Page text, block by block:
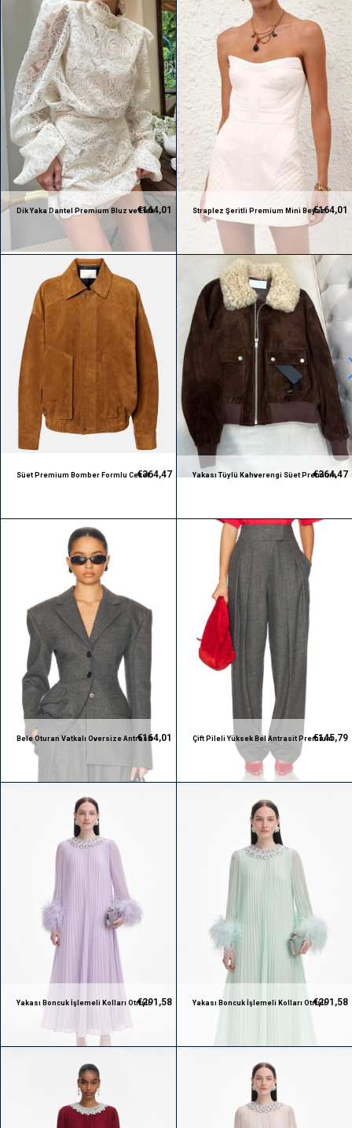
Dik Yaka Dantel Premium Bluz ve Etek€164,01
Straplez Şeritli Premium Mini Beyaz€164,01
Süet Premium Bomber Formlu Ceket€364,47
Yakası Tüylü Kahverengi Süet Premium
€364,47
Bele Oturan Vatkalı Oversize Antrasit
Premium Ceket
€164,01
Çift Pileli Yüksek Bel Antrasit Premium
€145,79
Yakası Boncuk İşlemeli Kolları Otrişli€291,58
Yakası Boncuk İşlemeli Kolları Otrişli€291,58